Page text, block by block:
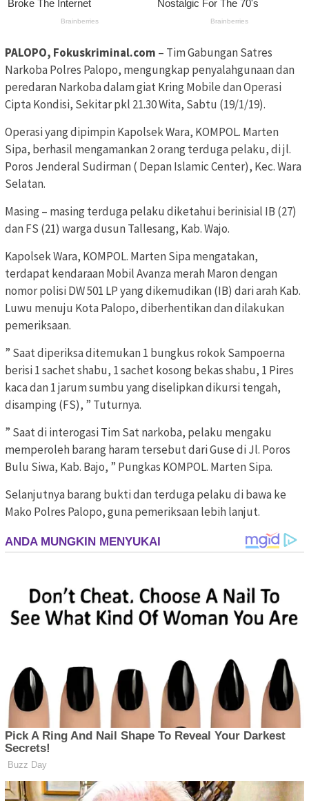
PALOPO, Fokuskriminal.com – Tim Gabungan Satres
Narkoba Polres Palopo, mengungkap penyalahgunaan dan
peredaran Narkoba dalam giat Kring Mobile dan Operasi
Cipta Kondisi, Sekitar pkl 21.30 Wita, Sabtu (19/1/19).
Operasi yang dipimpin Kapolsek Wara, KOMPOL. Marten
Sipa, berhasil mengamankan 2 orang terduga pelaku, di jl.
Poros Jenderal Sudirman ( Depan Islamic Center), Kec. Wara
Selatan.
Masing – masing terduga pelaku diketahui berinisial IB (27)
dan FS (21) warga dusun Tallesang, Kab. Wajo.
Kapolsek Wara, KOMPOL. Marten Sipa mengatakan,
terdapat kendaraan Mobil Avanza merah Maron dengan
nomor polisi DW 501 LP yang dikemudikan (IB) dari arah Kab.
Luwu menuju Kota Palopo, diberhentikan dan dilakukan
pemeriksaan.
” Saat diperiksa ditemukan 1 bungkus rokok Sampoerna
berisi 1 sachet shabu, 1 sachet kosong bekas shabu, 1 Pires
kaca dan 1 jarum sumbu yang diselipkan dikursi tengah,
disamping (FS), ” Tuturnya.
” Saat di interogasi Tim Sat narkoba, pelaku mengaku
memperoleh barang haram tersebut dari Guse di Jl. Poros
Bulu Siwa, Kab. Bajo, ” Pungkas KOMPOL. Marten Sipa.
Selanjutnya barang bukti dan terduga pelaku di bawa ke
Mako Polres Palopo, guna pemeriksaan lebih lanjut.